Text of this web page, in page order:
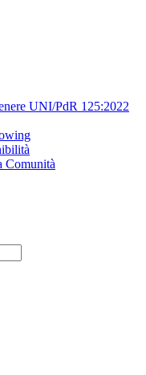
UNI/PdR 125:2022
Comunità